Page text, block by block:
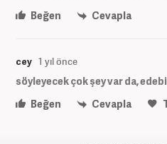
Beğen
Cevapla
cey 1 yıl önce
söyleyecek çok şey var da,
Beğen
Cevapla